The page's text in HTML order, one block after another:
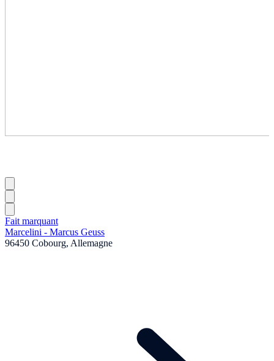
Fait marquant
Marcelini - Marcus Geuss
96450 Cobourg, Allemagne